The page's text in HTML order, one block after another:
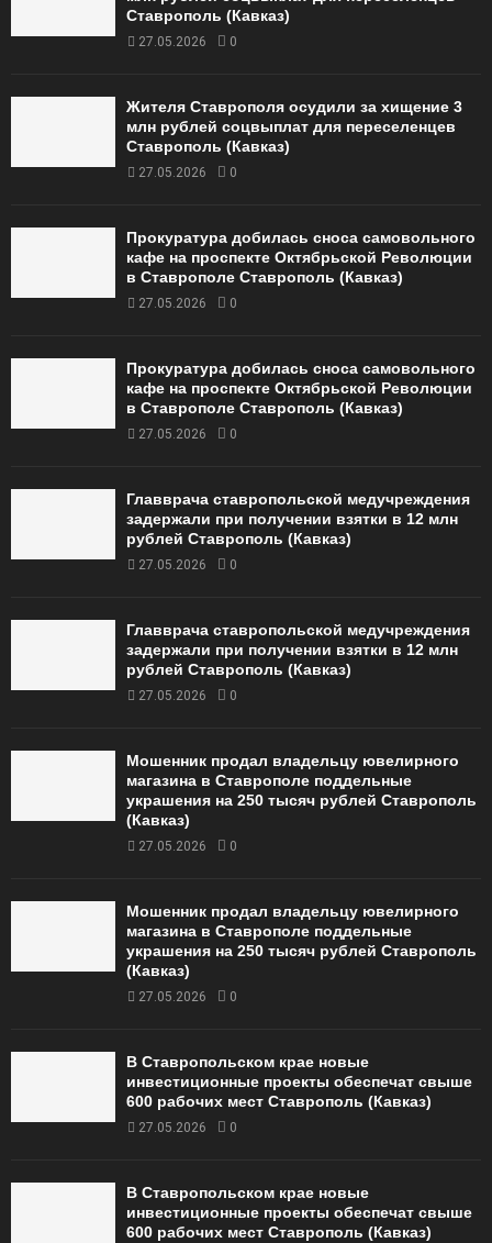
Ставрополь (Кавказ)
27.05.2026 0
Жителя Ставрополя осудили за хищение 3
млн рублей соцвыплат для переселенцев
Ставрополь (Кавказ)
27.05.2026 0
Прокуратура добилась сноса самовольного
кафе на проспекте Октябрьской Революции
в Ставрополе Ставрополь (Кавказ)
27.05.2026 0
Прокуратура добилась сноса самовольного
кафе на проспекте Октябрьской Революции
в Ставрополе Ставрополь (Кавказ)
27.05.2026 0
Главврача ставропольской медучреждения
задержали при получении взятки в 12 млн
рублей Ставрополь (Кавказ)
27.05.2026 0
Главврача ставропольской медучреждения
задержали при получении взятки в 12 млн
рублей Ставрополь (Кавказ)
27.05.2026 0
Мошенник продал владельцу ювелирного
магазина в Ставрополе поддельные
украшения на 250 тысяч рублей Ставрополь
(Кавказ)
27.05.2026 0
Мошенник продал владельцу ювелирного
магазина в Ставрополе поддельные
украшения на 250 тысяч рублей Ставрополь
(Кавказ)
27.05.2026 0
В Ставропольском крае новые
инвестиционные проекты обеспечат свыше
600 рабочих мест Ставрополь (Кавказ)
27.05.2026 0
В Ставропольском крае новые
инвестиционные проекты обеспечат свыше
600 рабочих мест Ставрополь (Кавказ)